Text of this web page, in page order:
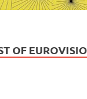
OF